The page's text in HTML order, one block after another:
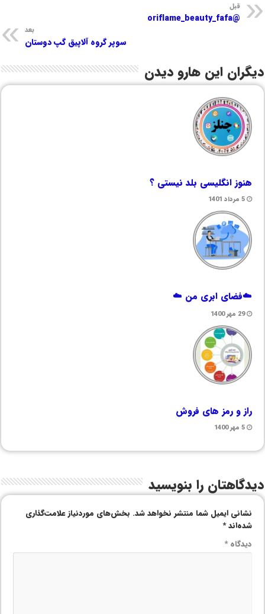
قبل
@oriflame_beauty_fafa
بعد
سوپر گروه آلاپیق گپ دوستان
دیگران این هارو دیدن
هنوز انگلیسی بلد نیستی ؟
5 مرداد 1401
☁️فضای ابری من ☁️
29 مهر 1400
راز و رمز های فروش
5 مهر 1400
دیدگاهتان را بنویسید
نشانی ایمیل شما منتشر نخواهد شد. بخش‌های موردنیاز علامت‌گذاری
شده‌اند*
دیدگاه*